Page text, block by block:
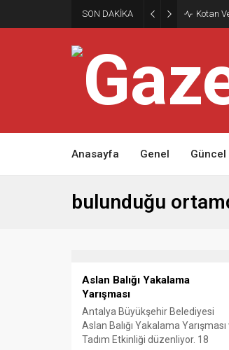
SON DAKİKA Kotan
Anasayfa Genel Güncel
bulunduğu
Aslan Balığı Yakalama
Yarışması
Antalya Büyükşehir Belediyesi
Aslan Balığı Yakalama Yarışması
Tadım Etkinliği düzenliyor. 18